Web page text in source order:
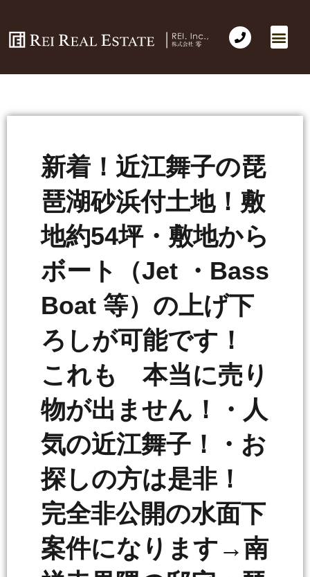
新着！近江舞子の琵
琶湖砂浜付土地！敷
地約54坪・敷地から
ボート（Jet ・Bass
Boat 等）の上げ下
ろしが可能です！
これも 本当に売り
物が出ません！・人
気の近江舞子！・お
探しの方は是非！
完全非公開の水面下
案件になります→南